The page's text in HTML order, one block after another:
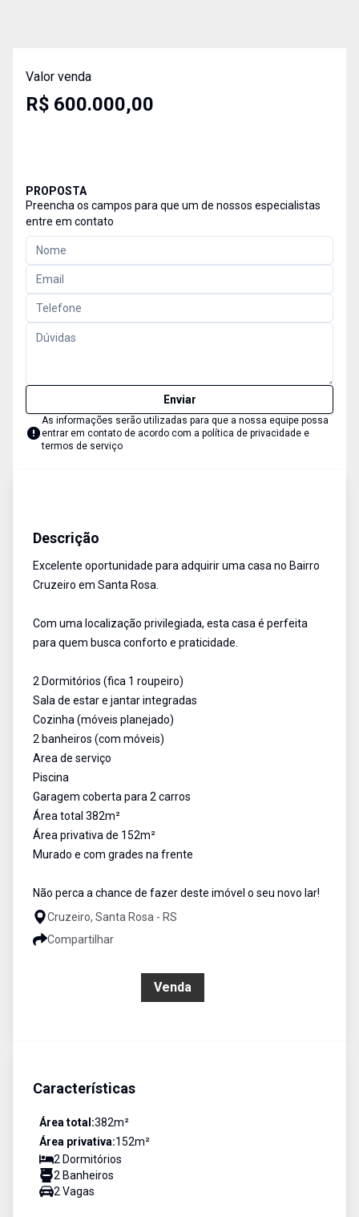
Valor venda
R$ 600.000,00
PROPOSTA
Preencha os campos para que um de nossos especialistas
entre em contato
Enviar
As informações serão utilizadas para que a nossa equipe possa
entrar em contato de acordo com a política de privacidade e
termos de serviço
Descrição
Excelente oportunidade para adquirir uma casa no Bairro
Cruzeiro em Santa Rosa.
Com uma localização privilegiada, esta casa é perfeita
para quem busca conforto e praticidade.
2 Dormitórios (fica 1 roupeiro)
Sala de estar e jantar integradas
Cozinha (móveis planejado)
2 banheiros (com móveis)
Area de serviço
Piscina
Garagem coberta para 2 carros
Área total 382m²
Área privativa de 152m²
Murado e com grades na frente
Não perca a chance de fazer deste imóvel o seu novo lar!
Cruzeiro, Santa Rosa - RS
Compartilhar
Venda
Características
Área total:382m²
Área privativa:152m²
2 Dormitórios
2 Banheiros
2 Vagas